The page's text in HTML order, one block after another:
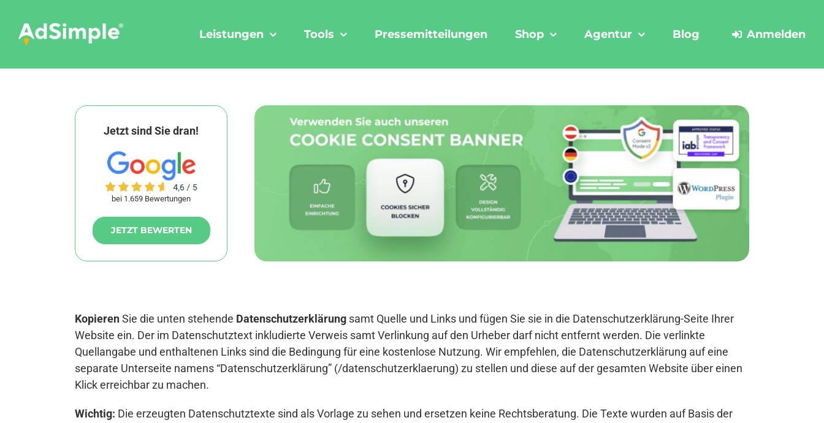
content
Leistungen Tools Pressemitteilungen Shop Agentur Blog Anmelden
Jetzt sind Sie dran!
bei 1.659 Bewertungen
JETZT BEWERTEN
KopierenSie die unten stehende Datenschutzerklärung samt Quelle und Links und fügen Sie sie in die Datenschutzerklärung-Seite Ihrer
Website ein. Der im Datenschutztext inkludierte Verweis samt Verlinkung auf den Urheber darf nicht entfernt werden. Die verlinkte
Quellangabe und enthaltenen Links sind die Bedingung für eine kostenlose Nutzung. Wir empfehlen, die Datenschutzerklärung auf eine
separate Unterseite namens “Datenschutzerklärung” (/datenschutzerklaerung) zu stellen und diese auf der gesamten Website über einen
Klick erreichbar zu machen.
Wichtig: Die erzeugten Datenschutztexte sind als Vorlage zu sehen und ersetzen keine Rechtsberatung. Die Texte wurden auf Basis der